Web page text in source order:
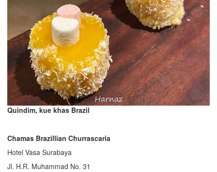
Quindim, kue khas Brazil
Chamas Brazillian Churrascaria
Hotel Vasa Surabaya
Jl. H.R. Muhammad No. 31